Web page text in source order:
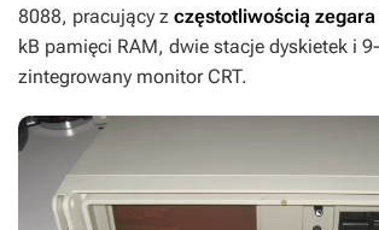
8088, pracujący z częstotliwością
kB pamięci RAM, dwie stacje dyskietek i
zintegrowany monitor CRT.